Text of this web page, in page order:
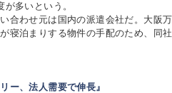
多いという。
合わせ元は国内の派遣会社だ。大阪
寝泊まりする物件の手配のため、同
リー、法人需要で伸長』